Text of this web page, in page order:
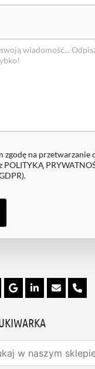
zgodę na przetwarzanie
POLITYKĄ
.